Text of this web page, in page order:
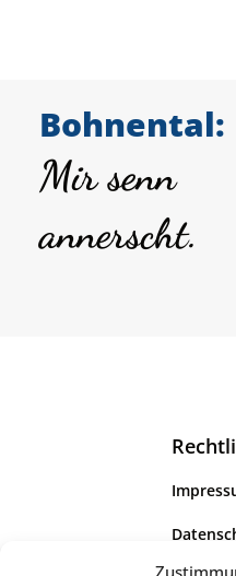
Bohnental:
Mir senn
annerscht.